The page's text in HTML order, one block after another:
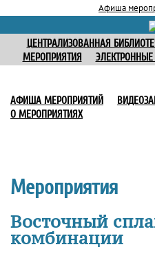
Афиша
ЦЕНТРАЛИЗОВАННАЯ
МЕРОПРИЯТИЯ
ЭЛЕКТРОННЫЕ
АФИША МЕРОПРИЯТИЙ
О МЕРОПРИЯТИЯХ
Мероприятия
Восточный
комбинации